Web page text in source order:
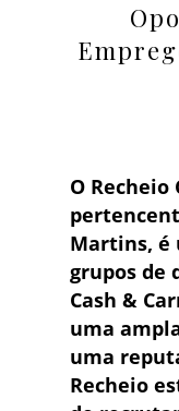
O Recheio
Martins, é
grupos de
Cash &
uma
uma
Recheio